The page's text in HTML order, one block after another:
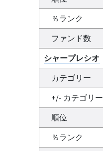
％ランク
ファンド数
シャープレシオ
カテゴリー
+/- カテゴリー
順位
％ランク